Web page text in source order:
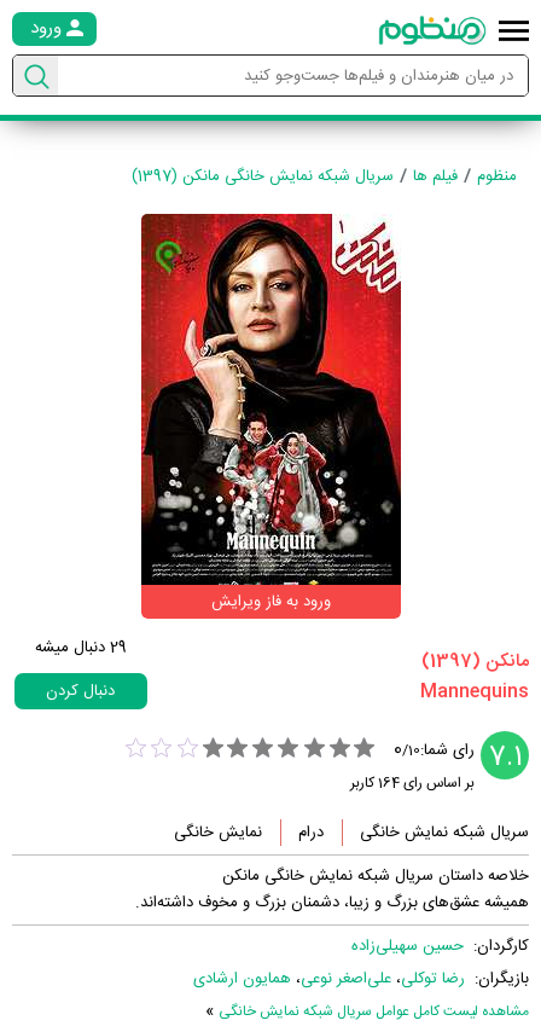
ورود
منظوم فیلم ها سریال شبکه نمایش خانگی مانکن (1397)
ورود به فاز ویرایش
‏مانکن‏ (1397)
29دنبال میشه
دنبال کردن
7.1 رای شما: 0/10
بر اساس رای164کاربر
سریال شبکه نمایش خانگی درام
نمایش خانگی
خلاصه داستان سریال شبکه نمایش خانگی مانکن
همیشه عشق‌های بزرگ و زیبا، دشمنان بزرگ و مخوف داشته‌اند.
کارگردان: حسین سهیلی‌زاده
بازیگران: رضا توکلی، علی‌اصغر نوعی، همایون ارشادی
مشاهده لیست کامل عوامل سریال شبکه نمایش خانگی »